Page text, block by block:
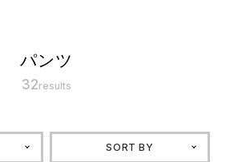
パンツ
32results
SORT BY